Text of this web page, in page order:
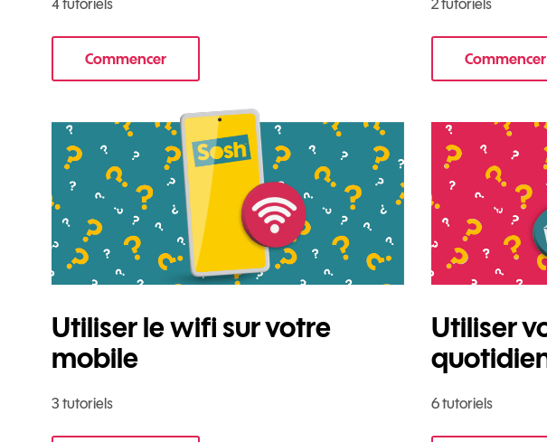
Commencerle tuto pour Commencer avec votre nouveau mobileCommencer
le
Utiliser le wifi sur votre
mobile
3 tutoriels
Utiliser
6 tutoriels